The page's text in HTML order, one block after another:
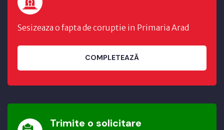
Sesizeaza o fapta de coruptie in Primaria Arad
COMPLETEAZĂ
Trimite o solicitare